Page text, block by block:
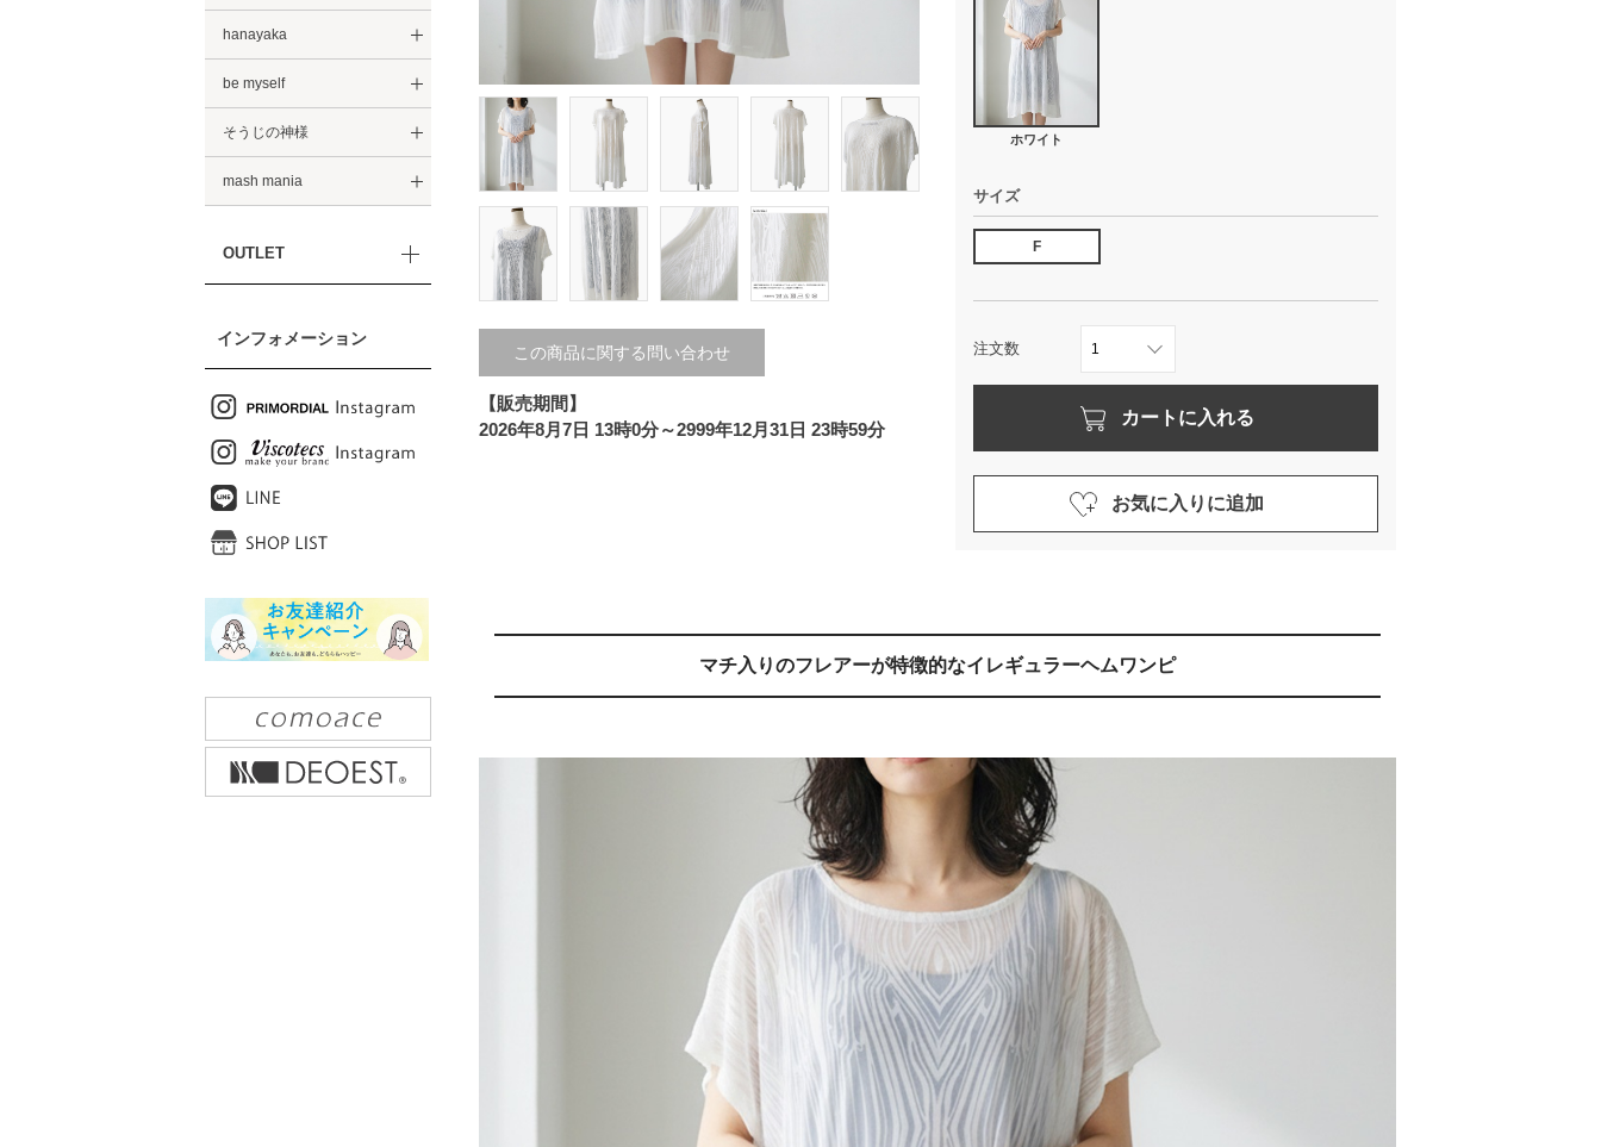
hanayaka
be myself
そうじの神様
mash mania
OUTLET
インフォメーション
この商品に関する問い合わせ
【販売期間】
2026年8月7日 13時0分～2999年12月31日 23時59分
ホワイト
サイズ
F
注文数
カートに入れる
お気に入りに追加
マチ入りのフレアーが特徴的なイレギュラーヘムワンピ